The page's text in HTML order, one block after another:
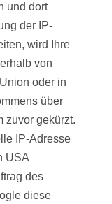
und dort
der IP-
wird Ihre
von
oder in
über
zuvor gekürzt.
IP-Adresse
USA
des
diese